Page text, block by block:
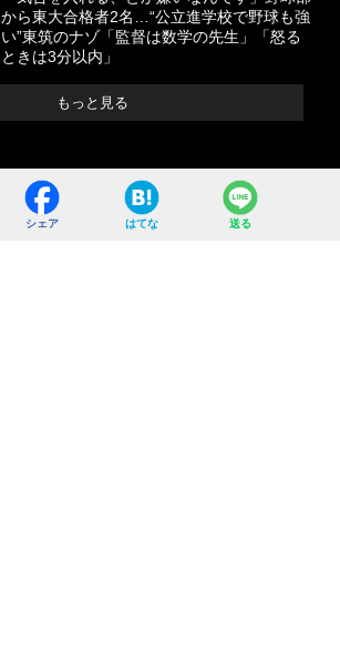
から東大合格者2名…“公立進学校で野球も強
い”東筑のナゾ「監督は数学の先生」「怒る
ときは3分以内」
もっと見る
シェア はてな 送る